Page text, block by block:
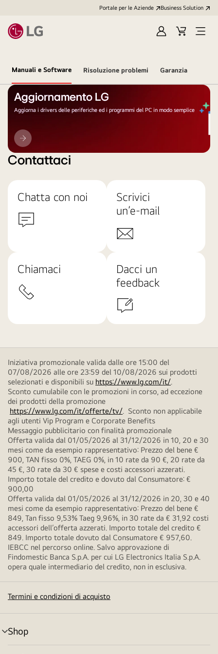
Portale per le Aziende Business Solution
AccediCart
Open
Manuali e Software Risoluzione problemi Garanzia
Aggiornamento LG
Aggiorna i drivers delle periferiche ed i programmi del PC in modo semplice
Aggiornamento
LG
Contattaci
Chatta con noi
Scrivici
un’e-mail
Chiamaci
Dacci un
feedback
Iniziativa promozionale valida dalle ore 15:00 del
07/08/2026 alle ore 23:59 del 10/08/2026 sui prodotti
selezionati e disponibili su https://www.lg.com/it/.
Sconto cumulabile con le promozioni in corso, ad eccezione
dei prodotti della promozione
https://www.lg.com/it/offerte/tv/. Sconto non applicabile
agli utenti Vip Program e Corporate Benefits
Messaggio pubblicitario con finalità promozionale
Offerta valida dal 01/05/2026 al 31/12/2026 in 10, 20 e 30
mesi come da esempio rappresentativo: Prezzo del bene €
900, TAN fisso 0%, TAEG 0%, in 10 rate da 90 €, 20 rate da
45 €, 30 rate da 30 € spese e costi accessori azzerati.
Importo totale del credito e dovuto dal Consumatore: €
900,00
Offerta valida dal 01/05/2026 al 31/12/2026 in 20, 30 e 40
mesi come da esempio rappresentativo: Prezzo del bene €
849, Tan fisso 9,53% Taeg 9,96%, in 30 rate da € 31,92 costi
accessori dell’offerta azzerati. Importo totale del credito €
849. Importo totale dovuto dal Consumatore € 957,60.
IEBCC nel percorso online. Salvo approvazione di
Findomestic Banca S.p.A. per cui LG Electronics Italia S.p.A.
opera quale intermediario del credito, non in esclusiva.
Termini e condizioni di acquisto
Shop
Attivazione
menu